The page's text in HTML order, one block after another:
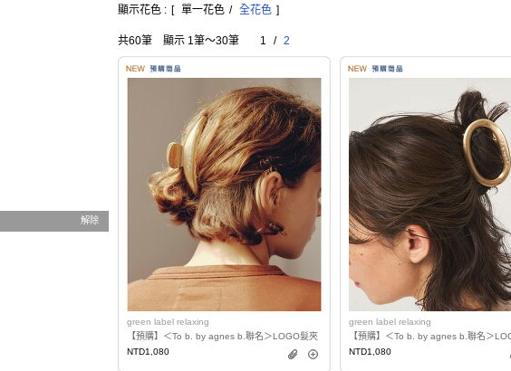
解除
顯示花色 : [ 單一花色 / 全花色 ]
共60筆 顯示 1筆〜30筆 1 / 2
green label relaxing
【預購】＜To b. by agnes b.聯名＞LOGO髮夾
NTD1,080
green label relaxing
NTD1,080